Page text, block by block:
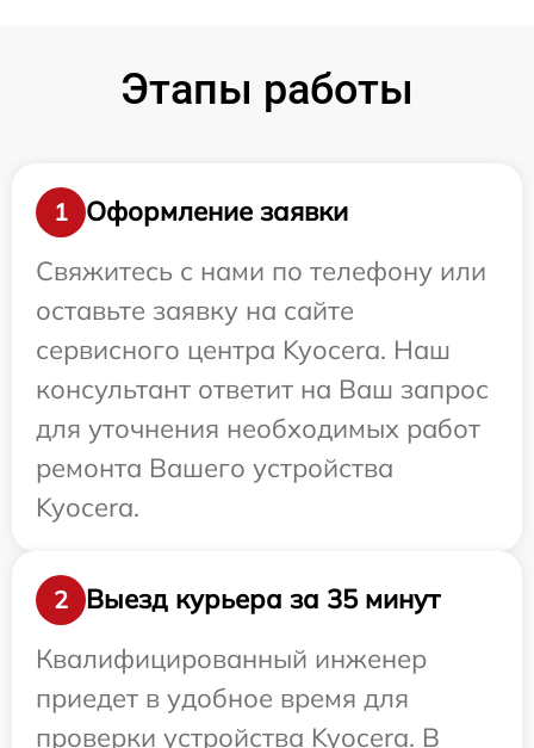
Этапы работы
1
Оформление заявки
Свяжитесь с нами по телефону или
оставьте заявку на сайте
сервисного центра Kyocera. Наш
консультант ответит на Ваш запрос
для уточнения необходимых работ
ремонта Вашего устройства
Kyocera.
2
Выезд курьера за 35 минут
Квалифицированный инженер
приедет в удобное время для
проверки устройства Kyocera. В